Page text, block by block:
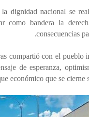
dignidad nacional se
como bandera la
consecuencias
compartió con el pueblo
de esperanza,
económico que se cierne